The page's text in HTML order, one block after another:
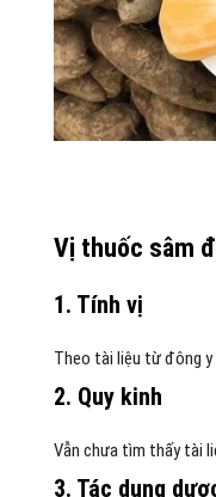
Vị thuốc sâm
1. Tính vị
Theo tài liệu từ đông
2. Quy kinh
Vẫn chưa tìm thấy tài
3. Tác dụng